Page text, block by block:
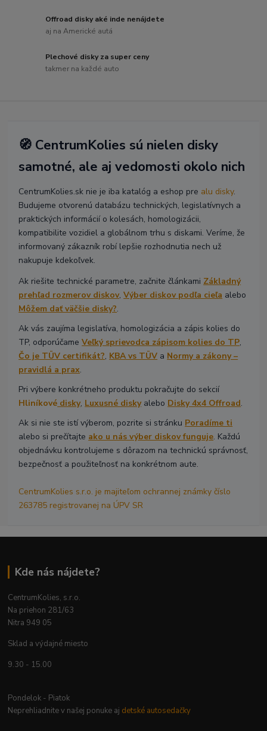
Offroad disky aké inde nenájdete
aj na Americké autá
Plechové disky za super ceny
takmer na každé auto
🧭 CentrumKolies sú nielen disky
samotné, ale aj vedomosti okolo nich
CentrumKolies.sk nie je iba katalóg a eshop pre alu disky.
Budujeme otvorenú databázu technických, legislatívnych a
praktických informácií o kolesách, homologizácii,
kompatibilite vozidiel a globálnom trhu s diskami. Veríme, že
informovaný zákazník robí lepšie rozhodnutia nech už
nakupuje kdekoľvek.
Ak riešite technické parametre, začnite článkami Základný
prehľad rozmerov diskov,Výber diskov podľa cieľa alebo
Môžem dať väčšie disky?.
Ak vás zaujíma legislatíva, homologizácia a zápis kolies do
TP, odporúčameVeľký sprievodca zápisom kolies do TP,
Čo je TÜV certifikát?, KBA vs TÜV a Normy a zákony –
pravidlá a prax.
Pri výbere konkrétneho produktu pokračujte do sekcií
Hliníkové disky, Luxusné diskyalebo Disky 4x4 Offroad.
Ak si nie ste istí výberom, pozrite si stránku Poradíme ti
alebo si prečítajte ako u nás výber diskov funguje. Každú
objednávku kontrolujeme s dôrazom na technickú správnosť,
bezpečnosť a použiteľnosť na konkrétnom aute.
CentrumKolies s.r.o. je majiteľom ochrannej známky číslo
263785 registrovanej na ÚPV SR
Kde nás nájdete?
CentrumKolies, s.r.o.
Na priehon 281/63
Nitra 949 05
Sklad a výdajné miesto
9.30 - 15.00
Pondelok - Piatok
Neprehliadnite v našej ponuke aj detské autosedačky